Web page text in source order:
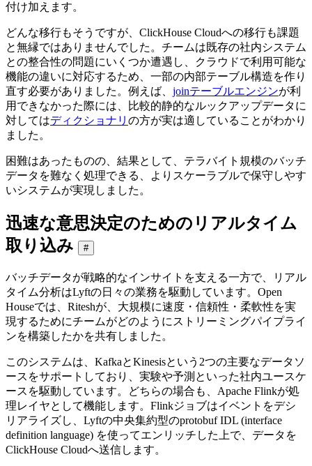
付け加えます。
どんな移行もそうですが、ClickHouse Cloudへの移行も課題
と無縁ではありませんでした。チームは既存の社内システム
との整合性の問題にいくつか遭遇し、クラウドで利用可能な
機能の違いに対応するため、一部の内部テーブル構造を作り
直す必要がありました。例えば、 joinテーブルエンジンが利
用できなかった際には、比較的静的なルックアップデータに
対してはディクショナリ の方が実は適していることがわかり
ました。
困難はあったものの、結果として、テラバイト規模のバッチ
データを難なく処理できる、よりスケーラブルで保守しやす
いシステムが実現しました。
迅速な意思決定のためのリアルタイム
取り込み
#
バッチデータが戦略的なインサイトを支える一方で、リアル
タイム分析はLyftの日々の業務を駆動しています。Open
Houseでは、Riteshが、大規模に速度・信頼性・柔軟性を実
現するためにチームがどのようにストリーミングパイプライ
ンを構築したかを共有しました。
このシステムは、KafkaとKinesisという2つの主要なデータソ
ースをサポートしており、実験や予測といった社内ユースケ
ースを駆動しています。どちらの場合も、Apache Flinkが処
理レイヤとして機能します。Flinkジョブはイベントをデシ
リアライズし、Lyftの中央集約型のprotobuf IDL (interface
definition language) を使ってエンリッチした上で、データを
ClickHouse Cloudへ送信します。